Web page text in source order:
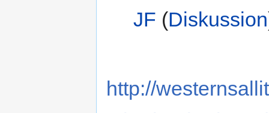
JF (Diskussion
http://